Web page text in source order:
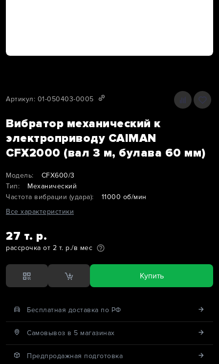
Артикул: 01-050403-0005
Вибратор механический к
электроприводу CAIMAN
CFX2000 (вал 3 м, булава 60 мм)
Модель:
CFX600/3
Тип:
Механический
Частота вибрации (удара):
11000 об/мин
Все характеристики
27 т. р.
рассрочка от 2 т. р./в мес
Купить
Бесплатная доставка по РФ
Cамовывоз в 5 магазинах
Предпродажная подготовка